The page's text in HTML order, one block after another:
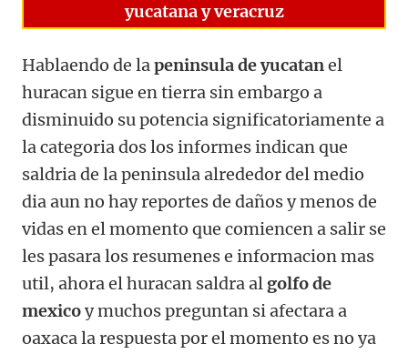
yucatana y veracruz
Hablaendo de lapeninsula de yucatanel
huracan sigue en tierra sin embargo a
disminuido su potencia significatoriamente a
la categoria dos los informes indican que
saldria de la peninsula alrededor del medio
dia aun no hay reportes de daños y menos de
vidas en el momento que comiencen a salir se
les pasara los resumenes e informacion mas
util, ahora el huracan saldra al golfo de
mexicoy muchos preguntan si afectara a
oaxaca la respuesta por el momento es no ya